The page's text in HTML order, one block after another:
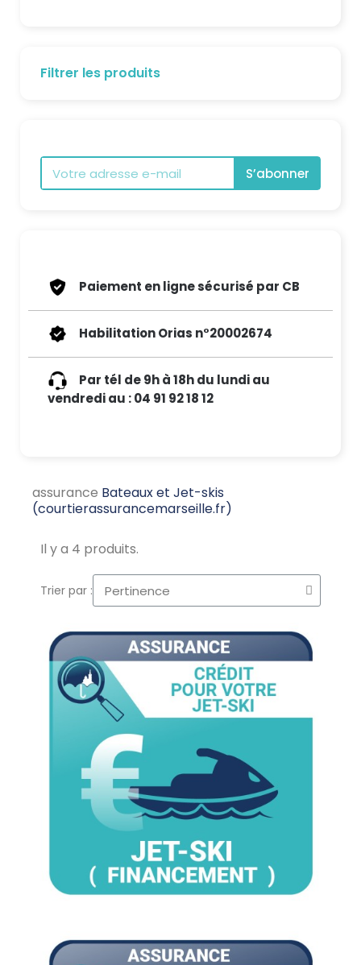
Filtrer les produits
S’abonner
Paiement en ligne sécurisé par CB
Habilitation Orias n°20002674
Par tél de 9h à 18h du lundi au
vendredi au : 04 91 92 18 12
assurance Bateaux et Jet-skis
(courtierassurancemarseille.fr)
Il y a 4 produits.
Trier par :